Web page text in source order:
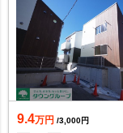
9.4万円 /3,000円